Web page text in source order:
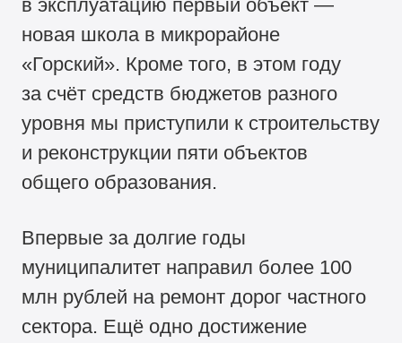
в эксплуатацию первый объект —
новая школа в микрорайоне
«Горский». Кроме того, в этом году
за счёт средств бюджетов разного
уровня мы приступили к строительству
и реконструкции пяти объектов
общего образования.
Впервые за долгие годы
муниципалитет направил более 100
млн рублей на ремонт дорог частного
сектора. Ещё одно достижение